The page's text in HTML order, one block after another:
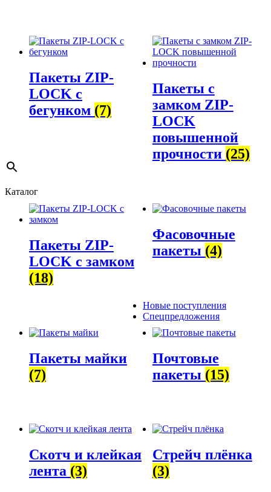
Пакеты ZIP-
LOCK с
бегунком (7)
Пакеты с
замком ZIP-
LOCK
повышенной
прочности (25)
Пакеты ZIP-
LOCK с замком
(18)
Фасовочные
пакеты (4)
Пакеты майки
(7)
Почтовые
пакеты (15)
Скотч и клейкая
лента (3)
Стрейч плёнка
(3)
Каталог
Новые поступления
Спецпредложения